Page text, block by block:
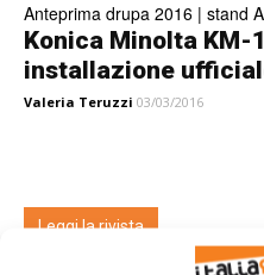
Anteprima drupa 2016 | stand
Konica Minolta KM-
installazione
Valeria Teruzzi 03/03/2016
Leggi la rivista